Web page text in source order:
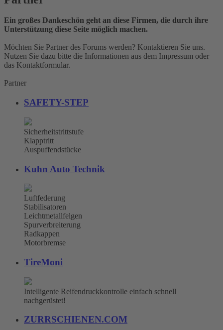
Ein großes Dankeschön geht an diese Firmen, die durch ihre
Unterstützung diese Seite möglich machen.
Möchten Sie Partner des Forums werden? Kontaktieren Sie uns.
Nutzen Sie dazu bitte die Informationen aus dem Impressum oder
das Kontaktformular.
Partner
SAFETY-STEP
Sicherheitstrittstufe
Klapptritt
Auspuffendstücke
Kuhn Auto Technik
Luftfederung
Stabilisatoren
Leichtmetallfelgen
Spurverbreiterung
Radkappen
Motorbremse
TireMoni
Intelligente Reifendruckkontrolle einfach schnell
nachgerüstet!
ZURRSCHIENEN.COM